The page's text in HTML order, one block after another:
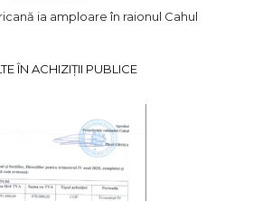
ia amploare în raionul Cahul
ÎN ACHIZIȚII PUBLICE